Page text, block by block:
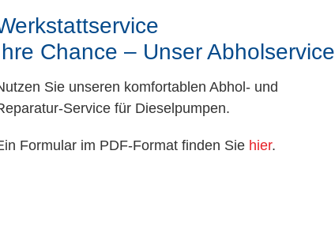
Chance – Unser Abholservice
Sie unseren komfortablen Abhol- und
Service für Dieselpumpen.
Formular im PDF-Format finden Sie hier.